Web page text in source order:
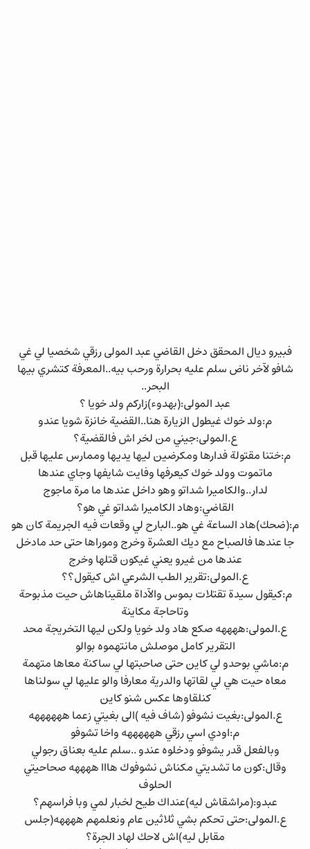
فبيرو ديال المحقق دخل القاضي عبد المولى رزقي شخصيا لي غي
شافو لآخر ناض سلم عليه بحرارة ورحب بيه..المعرفة كتشري بيها
البحر..
عبد المولى:(بهدوء)زاركم ولد خويا ؟
م:ولد خوك غيطول الزيارة هنا..القضية خانزة شويا عندو
ع.المولى:جيني من لخر اش فالقضية؟
م:ختنا مقتولة فدارها ومكرضين ليها يديها وممارس عليها قبل
ماتموت وولد خوك كيعرفها وفايت شايفها وجاي عندها
لدار..والكاميرا شداتو وهو داخل عندها ما مرة ماجوج
القاضي:وهاد الكاميرا شداتو غي هو؟
م:(ضحك)هاد الساعة غي هو..البارح لي وقعات فيه الجريمة كان هو
جا عندها فالصباح مع ديك العشرة وخرج وموراها حتى حد مادخل
عندها من غيرو يعني غيكون قتلها وخرج
ع.المولى:تقرير الطب الشرعي اش كيقول؟؟
م:كيقول سيدة تقتلات بموس والآداة ملقيناهاش حيت مذبوحة
وتاحاجة مكاينة
ع.المولى:ههههه صكع هاد ولد خويا ولكن ليها التخريجة محد
التقرير كامل موصلش مانتهموه بوالو
م:ماشي بوحدو لي كاين حتى صاحبتها لي ساكنة معاها متهمة
معاه حيت هي لي لقاتها والدرية معارفا والو عليها لي سولناها
كنلقاوها عكس شنو كاين
ع.المولى:بغيت نشوفو (شاف فيه )الى بغيتي زعما ههههههه
م:اودي اسي رزقي ههههههه واخا تشوفو
وبالفعل قدر يشوفو ودخلوه عندو ..سلم عليه بعناق رجولي
وقال:كون ما تشديتي مكناش نشوفوك هااا ههههه صحاحيتي
الحلوف
عبدو:(مراشقاش ليه)عنداك طيح لخبار لمي وبا فراسهم؟
ع.المولى:حتى تحكم بشي ثلاثين عام ونعلمهم ههههه(جلس
مقابل ليه)اش لاحك لهاد الجرة؟